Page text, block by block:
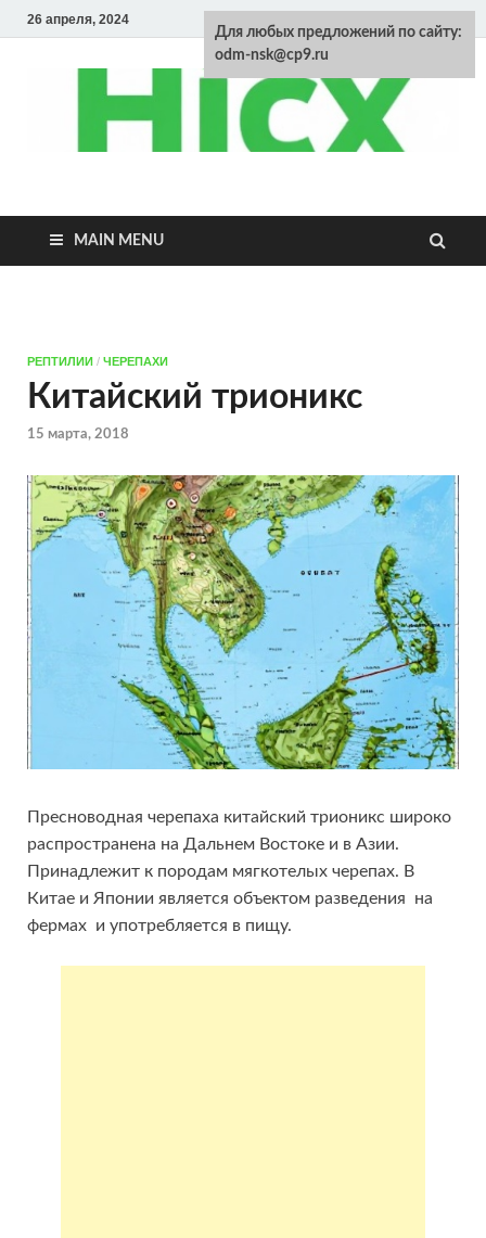
26 апреля, 2024
Энциклопедия
домашних
MAIN MENU
РЕПТИЛИИ / ЧЕРЕПАХИ
Китайский трионикс
15 марта, 2018
Пресноводная черепаха китайский трионикс широко
распространена на Дальнем Востоке и в Азии.
Принадлежит к породам мягкотелых черепах. В
Китае и Японии является объектом разведения на
фермах и употребляется в пищу.
Для любых предложений по сайту:
odm-nsk@cp9.ru